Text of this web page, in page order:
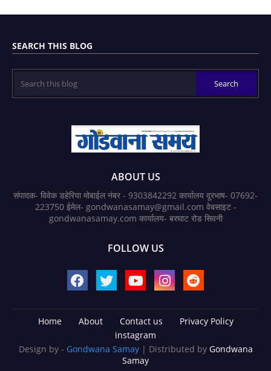
SEARCH THIS BLOG
ABOUT US
संपादक- विवेक डहेरिया मोबाईल नंबर - 9303842292 कार्यालय दूरभाष- 07692-
223750 ईमेल- gondwanasamay@gmail.com वेबसाइट -
gondwanasamay.com कार्यालय- बरघाट रोड सिवनी
FOLLOW US
Home About Contact us
Privacy Policy
instagram
Design by - Gondwana Samay | Distributed by Gondwana
Samay